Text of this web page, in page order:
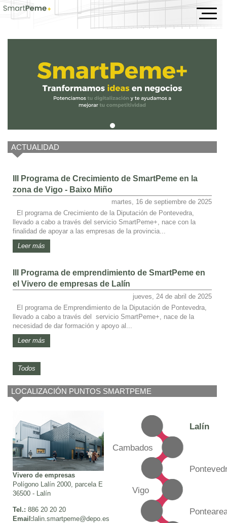
Inicio
ACTUALIDAD
III Programa de Crecimiento de SmartPeme en la
zona de Vigo - Baixo Miño
martes, 16 de septiembre de 2025
El programa de Crecimiento de la Diputación de Pontevedra,
llevado a cabo a través del servicio SmartPeme+, nace con la
finalidad de apoyar a las empresas de la provincia...
Leer más
III Programa de emprendimiento de SmartPeme en
el Vivero de empresas de Lalín
jueves, 24 de abril de 2025
El programa de Emprendimiento de la Diputación de Pontevedra,
llevado a cabo a través del servicio SmartPeme+, nace de la
necesidad de dar formación y apoyo al...
Leer más
Todos
LOCALIZACIÓN PUNTOS SMARTPEME
Vivero de empresas
Polígono Lalín 2000, parcela E
36500 - Lalín
Tel.: 886 20 20 20
Email:lalin.smartpeme@depo.es
Lalín
Cambados
Vigo